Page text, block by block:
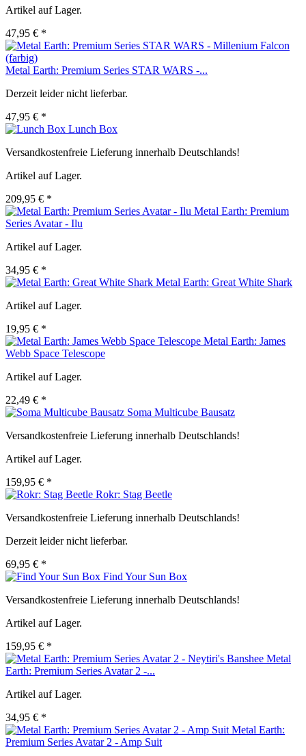
Artikel auf Lager.
47,95 € *
Metal Earth: Premium Series STAR WARS -...
Derzeit leider nicht lieferbar.
47,95 € *
Lunch Box
Versandkostenfreie Lieferung innerhalb Deutschlands!
Artikel auf Lager.
209,95 € *
Metal Earth: Premium
Series Avatar - Ilu
Artikel auf Lager.
34,95 € *
Metal Earth: Great White Shark
Artikel auf Lager.
19,95 € *
Metal Earth: James
Webb Space Telescope
Artikel auf Lager.
22,49 € *
Soma Multicube Bausatz
Versandkostenfreie Lieferung innerhalb Deutschlands!
Artikel auf Lager.
159,95 € *
Rokr: Stag Beetle
Versandkostenfreie Lieferung innerhalb Deutschlands!
Derzeit leider nicht lieferbar.
69,95 € *
Find Your Sun Box
Versandkostenfreie Lieferung innerhalb Deutschlands!
Artikel auf Lager.
159,95 € *
Metal
Earth: Premium Series Avatar 2 -...
Artikel auf Lager.
34,95 € *
Metal Earth:
Premium Series Avatar 2 - Amp Suit